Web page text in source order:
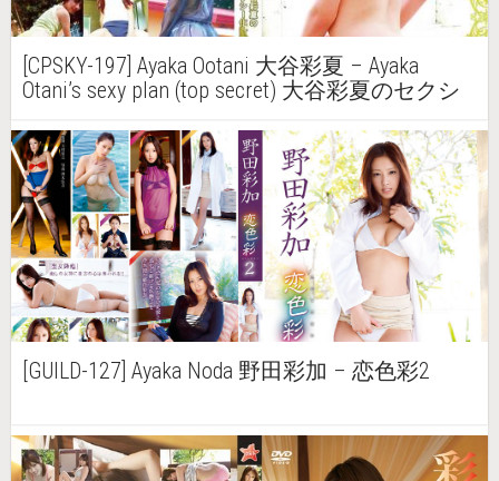
[CPSKY-197] Ayaka Ootani 大谷彩夏 – Ayaka
Otani’s sexy plan (top secret) 大谷彩夏のセクシ
[GUILD-127] Ayaka Noda 野田彩加 – 恋色彩2